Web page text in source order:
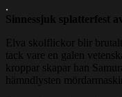
.
Sinnessjuk splatterfest
Elva skolflickor blir brutalt
tack vare en galen
kroppar skapar han
hämndlysten